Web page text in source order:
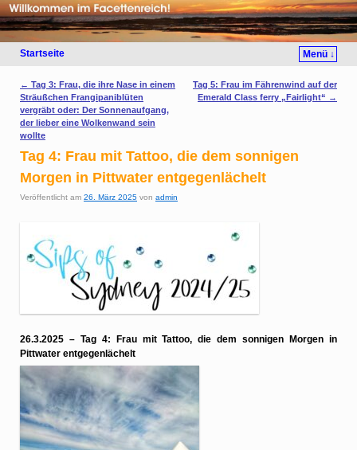
Startseite Menü ↓
Artikelnavigation
← Tag 3: Frau, die ihre Nase in einem
Sträußchen Frangipaniblüten
vergräbt oder: Der Sonnenaufgang,
der lieber eine Wolkenwand sein
wollte
Tag 5: Frau im Fährenwind auf der
Emerald Class ferry „Fairlight“ →
Tag 4: Frau mit Tattoo, die dem sonnigen
Morgen in Pittwater entgegenlächelt
Veröffentlicht am 26. März 2025 von admin
26.3.2025 – Tag 4: Frau mit Tattoo, die dem sonnigen Morgen in
Pittwater entgegenlächelt